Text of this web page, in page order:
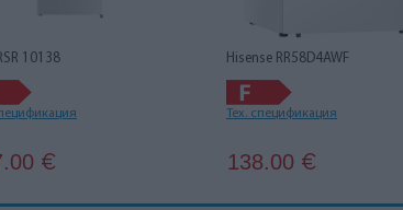
10138
€
Hisense RR58D4AWF
Тех. спецификация
138.00 €